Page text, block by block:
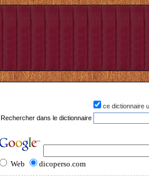
ce dictionnaire
Rechercher dans le dictionnaire
Web dicoperso.com